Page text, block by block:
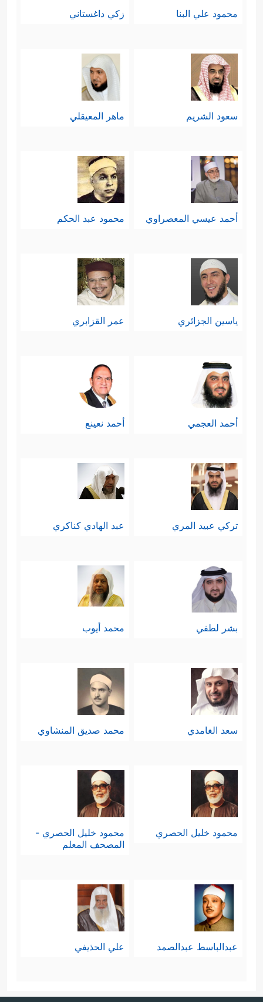
محمود علي البنا زكي داغستاني
سعود الشريم ماهر المعيقلي
أحمد عيسي المعصراوي محمود عبد الحكم
ياسين الجزائري عمر القزابري
أحمد العجمي أحمد نعينع
تركي عبيد المري عبد الهادي كناكري
بشر لطفي محمد أيوب
سعد الغامدي محمد صديق المنشاوي
محمود خليل الحصري
محمود خليل الحصري -
المصحف المعلم
عبدالباسط عبدالصمد علي الحذيفي